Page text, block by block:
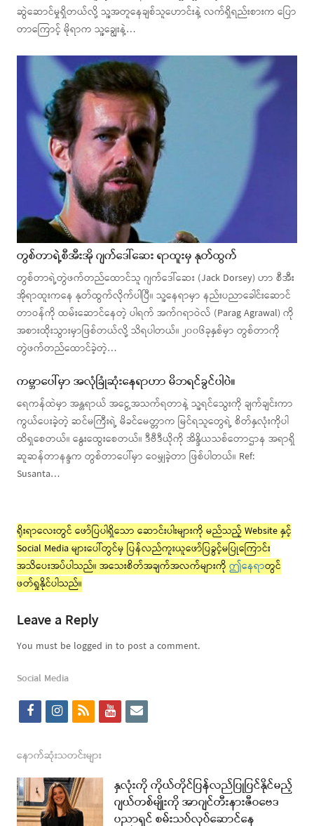
ဆွဲဆောင်မှုရှိတယ်လို့ သူ့အတူနေချစ်သူဟောင်းနဲ့ လက်ရှိရည်းစားက ပြော
တာကြောင့် မိုရာက သူ့ချွေးနဲ့…
တွစ်တာရဲ့စီအီးအို ဂျက်ဒေါ်ဆေး ရာထူးမှ နုတ်ထွက်
တွစ်တာရဲ့တွဲဖက်တည်ထောင်သူ ဂျက်ဒေါ်ဆေး (Jack Dorsey) ဟာ စီအီး
အိုရာထူးကနေ နုတ်ထွက်လိုက်ပါပြီ။ သူ့နေရာမှာ နည်းပညာခေါင်းဆောင်
တာဝန်ကို ထမ်းဆောင်နေတဲ့ ပါရက် အက်ဂရာဝဲလ် (Parag Agrawal) ကို
အစားထိုးသွားမှာဖြစ်တယ်လို့ သိရပါတယ်။ ၂၀၀၆ခုနှစ်မှာ တွစ်တာကို
တွဲဖက်တည်ထောင်ခဲ့တဲ့…
ကမ္ဘာပေါ်မှာ အလုံခြုံဆုံးနေရာဟာ မိဘရင်ခွင်ပါပဲ။
ရေကန်ထဲမှာ အန္တရာယ် အငွေ့အသက်ရတာနဲ့ သူ့ရင်သွေးကို ချက်ချင်းကာ
ကွယ်ပေးခဲ့တဲ့ ဆင်မကြီးရဲ့ မိခင်မေတ္တာက မြင်ရသူတွေရဲ့ စိတ်နှလုံးကိုပါ
ထိရှစေတယ်။ နွေးထွေးစေတယ်။ ဒီဗီဒီယိုကို အိန္ဒိယသစ်တောဌာန အရာရှိ
ဆူဆန်တာနန္ဒက တွစ်တာပေါ်မှာ ဝေမျှခဲ့တာ ဖြစ်ပါတယ်။ Ref:
Susanta…
ရိုးရာလေးတွင် ဖော်ပြပါရှိသော ဆောင်းပါးများကို မည်သည့် Website နှင့်
Social Media များပေါ်တွင်မှ ပြန်လည်ကူးယူဖော်ပြခွင့်မပြုကြောင်း
အသိပေးအပ်ပါသည်။ အသေးစိတ်အချက်အလက်များကို ဤနေရာတွင်
ဖတ်ရှုနိုင်ပါသည်။
Leave a Reply
You must be logged in to post a comment.
Social Media
f
c
e
b
i
s
t
a
r
s
y
t
u
e
i
l
နောက်ဆုံးသတင်းများ
နှလုံးကို ကိုယ်တိုင်ပြန်လည်ပြုပြင်နိုင်မည့်
ဂျယ်တစ်မျိုးကို အာဂျင်တီးနားဇီဝဗေဒ
ပညာရှင် စမ်းသပ်လုပ်ဆောင်နေ